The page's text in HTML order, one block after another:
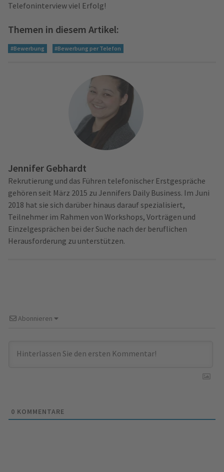
Telefoninterview viel Erfolg!
Themen in diesem Artikel:
#Bewerbung #Bewerbung per Telefon
Jennifer Gebhardt
Rekrutierung und das Führen telefonischer Erstgespräche
gehören seit März 2015 zu Jennifers Daily Business. Im Juni
2018 hat sie sich darüber hinaus darauf spezialisiert,
Teilnehmer im Rahmen von Workshops, Vorträgen und
Einzelgesprächen bei der Suche nach der beruflichen
Herausforderung zu unterstützen.
Abonnieren
0 KOMMENTARE